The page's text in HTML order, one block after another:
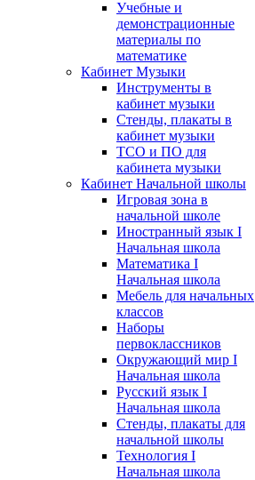
Учебные и
демонстрационные
материалы по
математике
Кабинет Музыки
Инструменты в
кабинет музыки
Стенды, плакаты в
кабинет музыки
ТСО и ПО для
кабинета музыки
Кабинет Начальной школы
Игровая зона в
начальной школе
Иностранный язык I
Начальная школа
Математика I
Начальная школа
Мебель для начальных
классов
Наборы
первоклассников
Окружающий мир I
Начальная школа
Русский язык I
Начальная школа
Стенды, плакаты для
начальной школы
Технология I
Начальная школа